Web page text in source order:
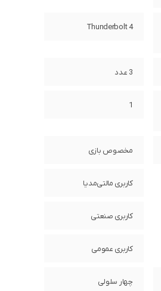
Thunderbolt 4
3 عدد
1
مخصوص بازی
کاربری مالتی‌مدیا
کاربری صنعتی
کاربری عمومی
چهار سلولی